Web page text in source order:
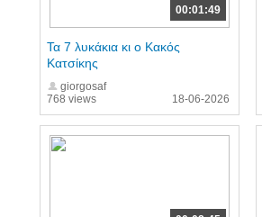
00:01:49
768 views
Τα 7 λυκάκια κι ο Κακός
Κατσίκης
giorgosaf
18-06-2026